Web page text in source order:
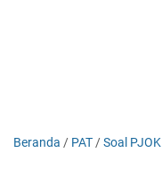
Beranda / PAT /Soal PJOK